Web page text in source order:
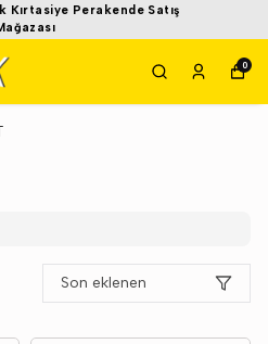
Kırtasiye Perakende Satış
0
Son eklenen